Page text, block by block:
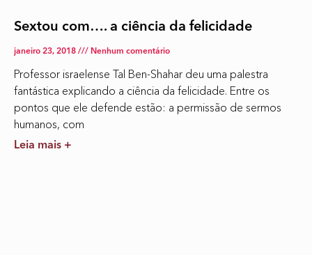
Sextou com…. a ciência da felicidade
janeiro 23, 2018 Nenhum comentário
Professor israelense Tal Ben-Shahar deu uma palestra
fantástica explicando a ciência da felicidade. Entre os
pontos que ele defende estão: a permissão de sermos
humanos, com
Leia mais +